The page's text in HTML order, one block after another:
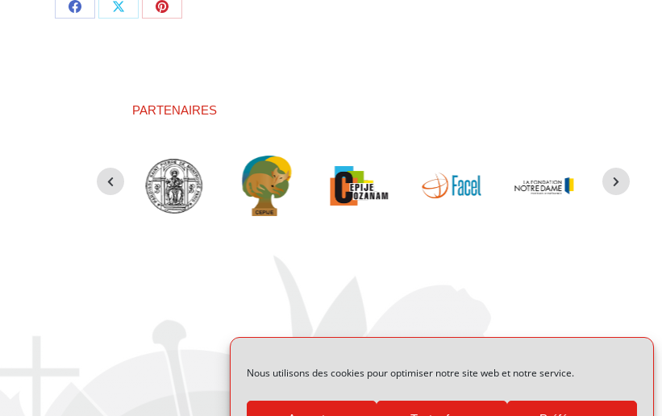
Nous utilisons des cookies pour optimiser notre site web et notre service.
PartagerPartagerPartager
PARTENAIRES